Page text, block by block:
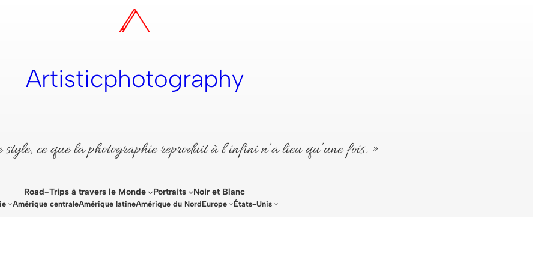
Artisticphotography
ce que la photographie reproduit à l’infini n’a lieu qu’une fois. »
Road-Trips à travers le Monde Portraits Noir et Blanc
Amérique centraleAmérique latineAmérique du NordEurope États-Unis